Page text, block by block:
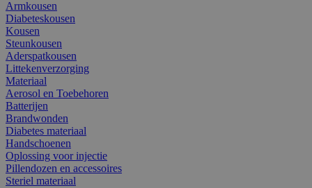
Armkousen
Diabeteskousen
Kousen
Steunkousen
Aderspatkousen
Littekenverzorging
Materiaal
Aerosol en Toebehoren
Batterijen
Brandwonden
Diabetes materiaal
Handschoenen
Oplossing voor injectie
Pillendozen en accessoires
Steriel materiaal